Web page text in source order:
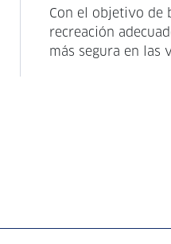
Con el objetivo de
recreación
más segura en las